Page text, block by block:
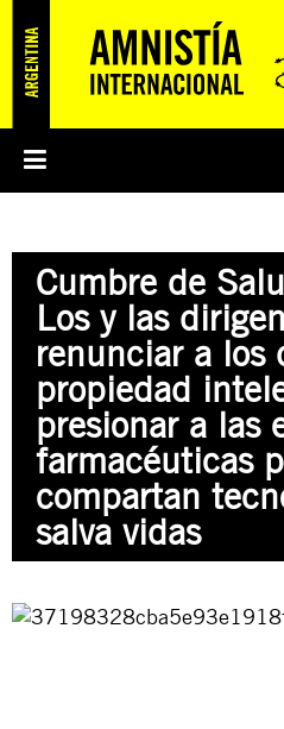
PREGUNTAS FRECUENTES
ÁREAS TEMÁTICAS
JUSTICIA INTERNACIONAL
EDUCACIÓN EN DERECHOS HUMANOS
PRENSA
SUSCRIBITE
PREGUNTAS FRECUENTES
Cumbre de
Los y las
renunciar a los
propiedad
presionar a las
farmacéuticas
compartan
salva vidas